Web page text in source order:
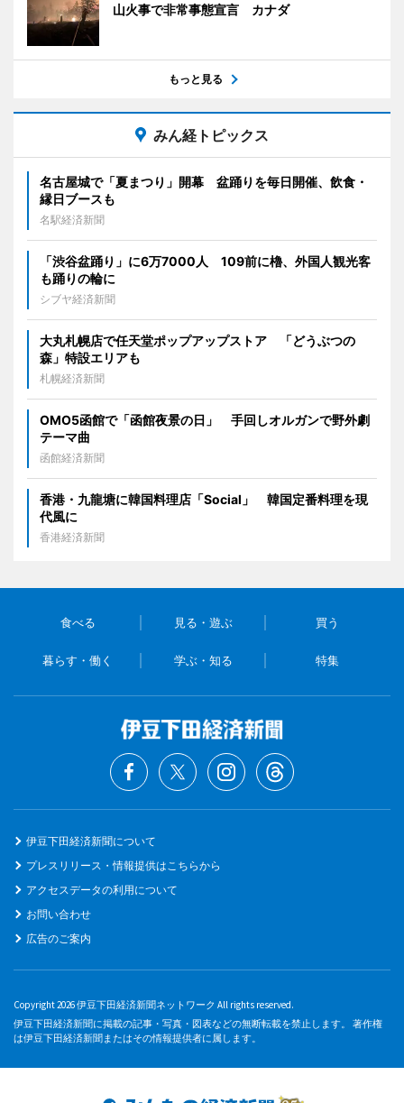
山火事で非常事態宣言 カナダ
もっと見る
みん経トピックス
名古屋城で「夏まつり」開幕 盆踊りを毎日開催、飲食・
縁日ブースも
名駅経済新聞
「渋谷盆踊り」に6万7000人 109前に櫓、外国人観光客
も踊りの輪に
シブヤ経済新聞
大丸札幌店で任天堂ポップアップストア 「どうぶつの
森」特設エリアも
札幌経済新聞
OMO5函館で「函館夜景の日」 手回しオルガンで野外劇
テーマ曲
函館経済新聞
香港・九龍塘に韓国料理店「Social」 韓国定番料理を現
代風に
香港経済新聞
食べる 見る・遊ぶ 買う
暮らす・働く 学ぶ・知る 特集
伊豆下田経済新聞について
プレスリリース・情報提供はこちらから
アクセスデータの利用について
お問い合わせ
広告のご案内
Copyright 2026 伊豆下田経済新聞ネットワーク All rights reserved.
伊豆下田経済新聞に掲載の記事・写真・図表などの無断転載を禁止します。 著作権
は伊豆下田経済新聞またはその情報提供者に属します。